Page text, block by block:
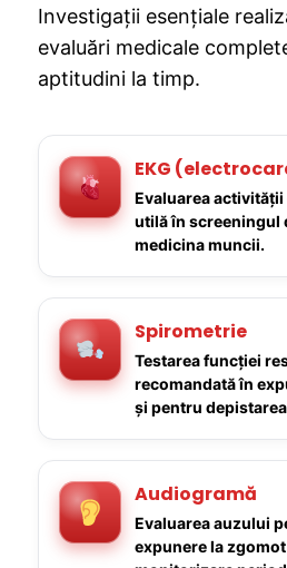
Investigații esențiale
evaluări medicale
aptitudini la timp.
EKG
Evaluarea
utilă în screeningul
medicina muncii.
Spirometrie
Testarea funcției
recomandată în
și pentru
Audiogramă
Evaluarea auzului
expunere la